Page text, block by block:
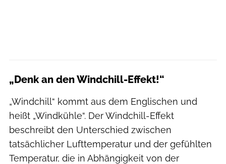
„Denk an den Windchill-Effekt!“
„Windchill“ kommt aus dem Englischen und
heißt „Windkühle“. Der Windchill-Effekt
beschreibt den Unterschied zwischen
tatsächlicher Lufttemperatur und der gefühlten
Temperatur, die in Abhängigkeit von der